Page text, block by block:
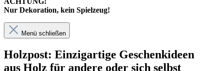
Nur Dekoration, kein Spielzeug!
Menü schließen
Holzpost: Einzigartige Geschenkideen
aus Holz für andere oder sich selbst